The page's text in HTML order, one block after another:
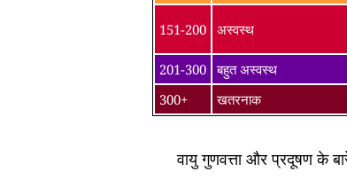
151-200 अस्वस्थ
201-300 बहुत अस्वस्थ
300+
खतरनाक
वायु गुणवत्ता और प्रदूषण के